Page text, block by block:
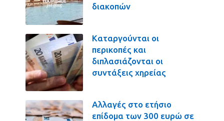
διακοπών
Καταργούνται οι
περικοπές και
διπλασιάζονται οι
συντάξεις χηρείας
Αλλαγές στο ετήσιο
επίδομα των 300 ευρώ σε